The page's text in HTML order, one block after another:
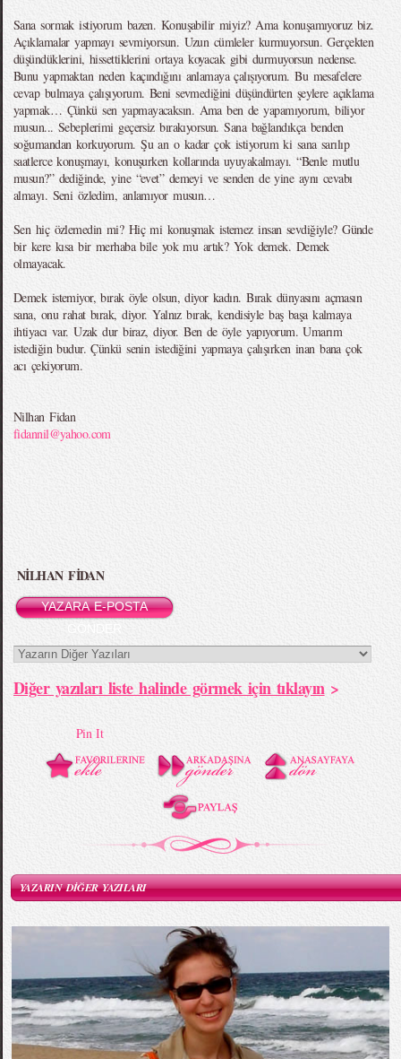
Sana sormak istiyorum bazen. Konuşabilir miyiz? Ama konuşamıyoruz biz.
Açıklamalar yapmayı sevmiyorsun. Uzun cümleler kurmuyorsun. Gerçekten
düşündüklerini, hissettiklerini ortaya koyacak gibi durmuyorsun nedense.
Bunu yapmaktan neden kaçındığını anlamaya çalışıyorum. Bu mesafelere
cevap bulmaya çalışıyorum. Beni sevmediğini düşündürten şeylere açıklama
yapmak… Çünkü sen yapmayacaksın. Ama ben de yapamıyorum, biliyor
musun... Sebeplerimi geçersiz bırakıyorsun. Sana bağlandıkça benden
soğumandan korkuyorum. Şu an o kadar çok istiyorum ki sana sarılıp
saatlerce konuşmayı, konuşurken kollarında uyuyakalmayı. “Benle mutlu
musun?” dediğinde, yine “evet” demeyi ve senden de yine aynı cevabı
almayı. Seni özledim, anlamıyor musun…
Sen hiç özlemedin mi? Hiç mi konuşmak istemez insan sevdiğiyle? Günde
bir kere kısa bir merhaba bile yok mu artık? Yok demek. Demek
olmayacak.
Demek istemiyor, bırak öyle olsun, diyor kadın. Bırak dünyasını açmasın
sana, onu rahat bırak, diyor. Yalnız bırak, kendisiyle baş başa kalmaya
ihtiyacı var. Uzak dur biraz, diyor. Ben de öyle yapıyorum. Umarım
istediğin budur. Çünkü senin istediğini yapmaya çalışırken inan bana çok
acı çekiyorum.
Nilhan Fidan
fidannil@yahoo.com
NİLHAN FİDAN
YAZARA E-POSTA
Diğer yazıları liste halinde görmek için tıklayın>
Pin It
YAZARIN DİĞER YAZILARI